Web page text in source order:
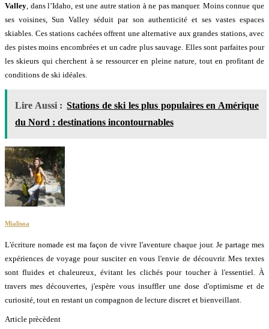
Valley , dans l’Idaho, est une autre station à ne pas manquer. Moins connue que
ses voisines, Sun Valley séduit par son authenticité et ses vastes espaces
skiables. Ces stations cachées offrent une alternative aux grandes stations, avec
des pistes moins encombrées et un cadre plus sauvage. Elles sont parfaites pour
les skieurs qui cherchent à se ressourcer en pleine nature, tout en profitant de
conditions de ski idéales.
Lire Aussi : Stations de ski les plus populaires en Amérique
du Nord : destinations incontournables
Mialisoa
L'écriture nomade est ma façon de vivre l'aventure chaque jour. Je partage mes
expériences de voyage pour susciter en vous l'envie de découvrir. Mes textes
sont fluides et chaleureux, évitant les clichés pour toucher à l'essentiel. À
travers mes découvertes, j'espère vous insuffler une dose d'optimisme et de
curiosité, tout en restant un compagnon de lecture discret et bienveillant.
Article prècèdent